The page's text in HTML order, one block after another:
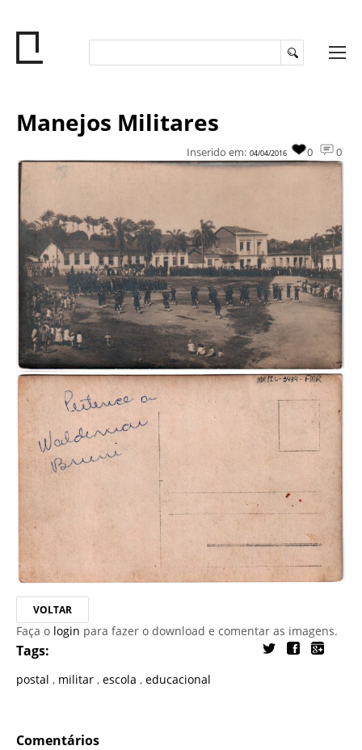
Manejos Militares
0
0
Inserido em: 04/04/2016
VOLTAR
Faça o login para fazer o download e comentar as imagens.
Tags:
postal , militar , escola , educacional
Comentários